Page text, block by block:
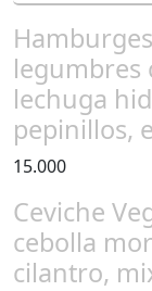
legumbres
lechuga
pepinillos,
15.000
Ceviche
cebolla
cilantro,